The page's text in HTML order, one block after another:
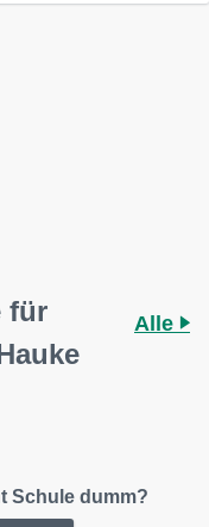
für
Alle
Schule dumm?